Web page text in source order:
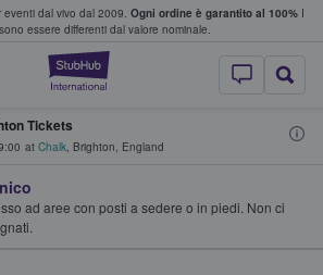
eventi dal vivo dal 2009. Ogni ordine è garantito al 100%I
essere differenti dal valore nominale.
StubHub - Dove
e vendono biglietti
Tickets
at Chalk, Brighton, England
ad aree con posti a sedere o in piedi. Non ci